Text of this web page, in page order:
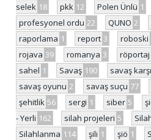
selek 18 pkk 12 Polen Ünlü 1
profesyonel ordu 22 QUNO 2
raporlama 1 report 3 roboski
rojava 39 romanya 3 röportaj
sahel 1 Savaş 190 savaş
savaş oyunu 2 savaş suçu 77
şehitlik 56 sergi 1 siber 5
- Yerli 162 silah projeleri 5
Silahlanma 114 şili 1 şiö 1